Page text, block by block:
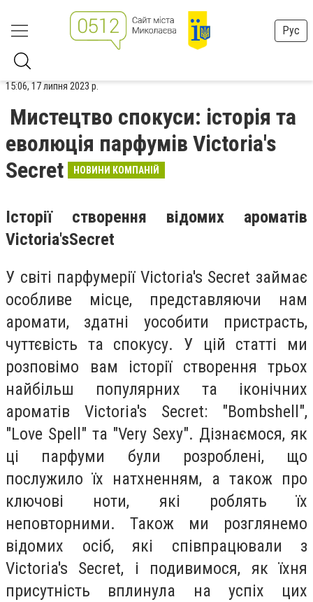
Рус
15:06, 17 липня 2023 р.
Мистецтво спокуси: історія та
еволюція парфумів Victoria's
Secret
НОВИНИ КОМПАНІЙ
Історії створення відомих ароматів
Victoria'sSecret
У світі парфумерії Victoria's Secret займає
особливе місце, представляючи нам
аромати, здатні уособити пристрасть,
чуттєвість та спокусу. У цій статті ми
розповімо вам історії створення трьох
найбільш популярних та іконічних
ароматів Victoria's Secret: "Bombshell",
"Love Spell" та "Very Sexy". Дізнаємося, як
ці парфуми були розроблені, що
послужило їх натхненням, а також про
ключові ноти, які роблять їх
неповторними. Також ми розглянемо
відомих осіб, які співпрацювали з
Victoria's Secret, і подивимося, як їхня
присутність вплинула на успіх цих